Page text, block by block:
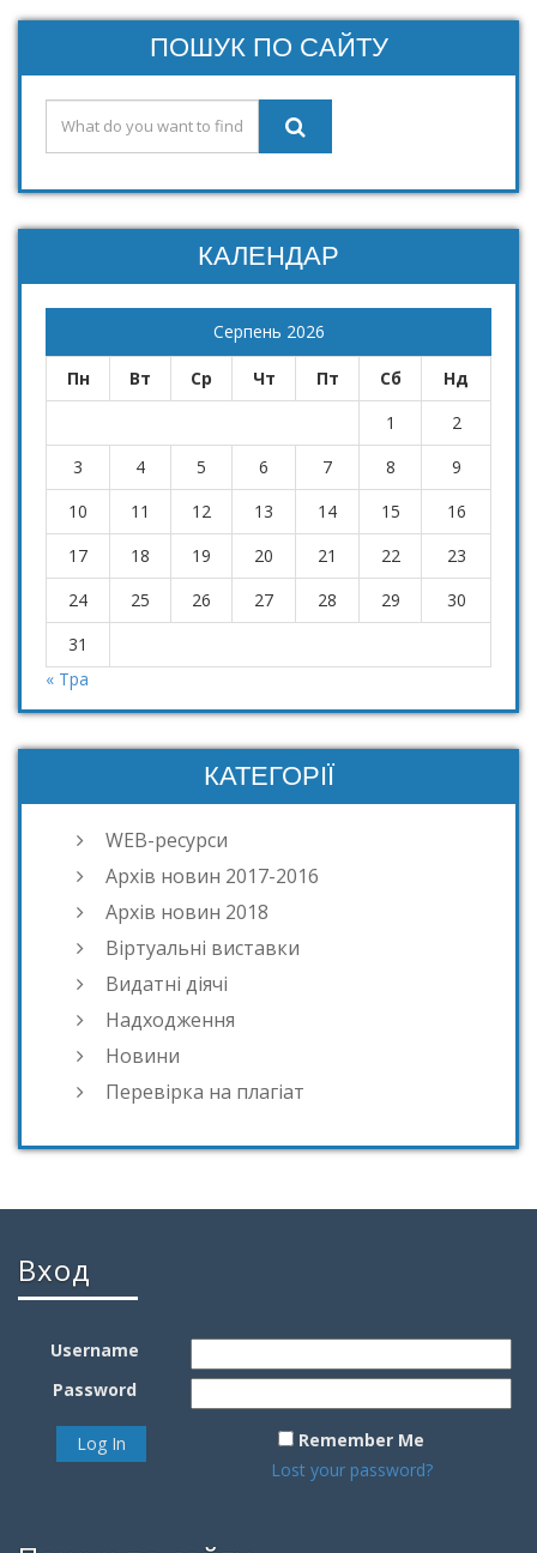
ПОШУК ПО САЙТУ
КАЛЕНДАР
Серпень 2026
Пн Вт Ср Чт Пт Сб
Нд
1
2
3
4 5 6 7 8
9
10
11 12 13 14 15
16
17
18 19 20 21 22
23
24
25 26 27 28 29
30
31
« Тра
КАТЕГОРІЇ
WEB-ресурси
Архів новин 2017-2016
Архів новин 2018
Віртуальні виставки
Видатні діячі
Надходження
Новини
Перевірка на плагіат
Вход
Username
Password
Remember Me
Lost your password?